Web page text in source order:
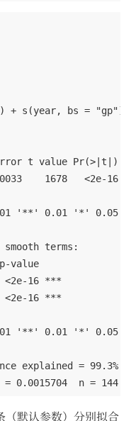
+ s(year, bs = "gp")
t value
1678   <2e-16
'**' 0.01 '*'
terms:
p-value
<2e-16 ***
16 ***
'**' 0.01 '*'
explained = 99.3%
= 0.0015704  n = 144
（默认参数）分别拟合